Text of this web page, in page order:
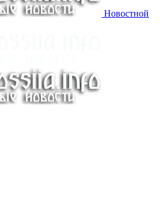
Новостной